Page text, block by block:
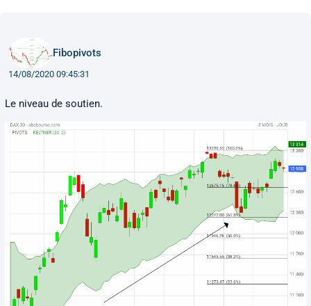
Fibopivots
14/08/2020 09:45:31
Le niveau de soutien.